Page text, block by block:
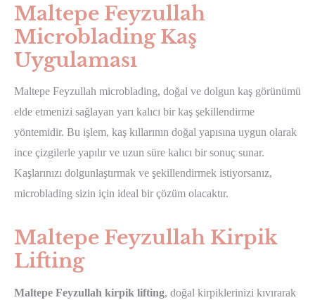
Maltepe Feyzullah
Microblading Kaş
Uygulaması
Maltepe Feyzullah microblading, doğal ve dolgun kaş görünümü
elde etmenizi sağlayan yarı kalıcı bir kaş şekillendirme
yöntemidir. Bu işlem, kaş kıllarının doğal yapısına uygun olarak
ince çizgilerle yapılır ve uzun süre kalıcı bir sonuç sunar.
Kaşlarınızı dolgunlaştırmak ve şekillendirmek istiyorsanız,
microblading sizin için ideal bir çözüm olacaktır.
Maltepe Feyzullah Kirpik
Lifting
Maltepe Feyzullah kirpik lifting, doğal kirpiklerinizi kıvırarak